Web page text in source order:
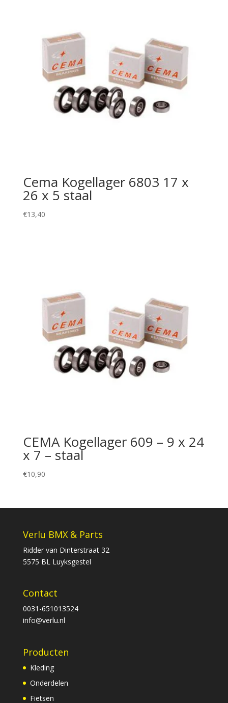
Cema Kogellager 6803 17 x
26 x 5 staal
€13,40
CEMA Kogellager 609 – 9 x 24
x 7 – staal
€10,90
Verlu BMX & Parts
Ridder van Dinterstraat 32
5575 BL Luyksgestel
Contact
0031-651013524
info@verlu.nl
Producten
Kleding
Onderdelen
Fietsen